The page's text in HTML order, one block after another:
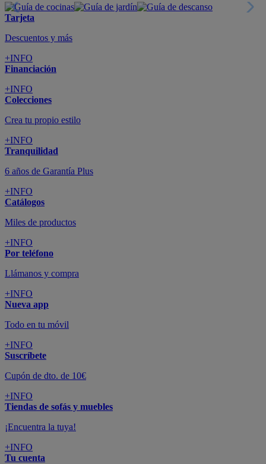
Tarjeta
Descuentos y más
+INFO
Financiación
+INFO
Colecciones
Crea tu propio estilo
+INFO
Tranquilidad
6 años de Garantía Plus
+INFO
Catálogos
Miles de productos
+INFO
Por teléfono
Llámanos y compra
+INFO
Nueva app
Todo en tu móvil
+INFO
Suscríbete
Cupón de dto. de 10€
+INFO
Tiendas de sofás y muebles
¡Encuentra la tuya!
+INFO
Tu cuenta